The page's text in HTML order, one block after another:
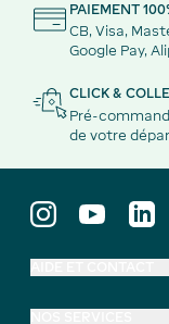
PAIEMENT
CB, Visa,
Google Pay,
CLICK &
Pré-
de votre